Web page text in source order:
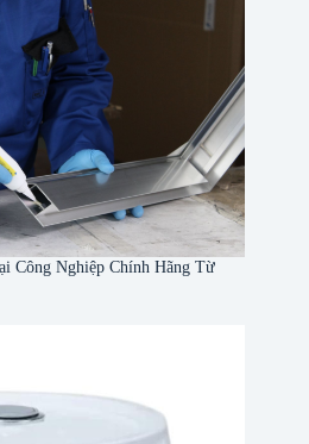
Công Nghiệp Chính Hãng Từ